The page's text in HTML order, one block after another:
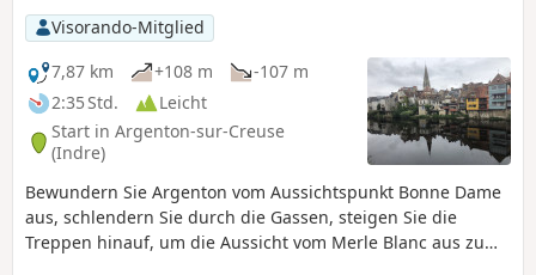
Visorando-Mitglied
7,87 km
+108 m
-107 m
2:35 Std.
Leicht
Start in Argenton-sur-Creuse
(Indre)
Bewundern Sie Argenton vom Aussichtspunkt Bonne Dame
aus, schlendern Sie durch die Gassen, steigen Sie die
Treppen hinauf, um die Aussicht vom Merle Blanc aus zu